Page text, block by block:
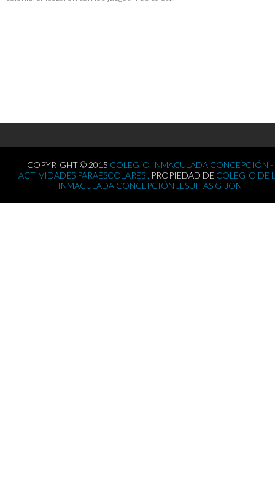
COPYRIGHT © 2015 COLEGIO INMACULADA CONCEPCIÓN -
ACTIVIDADES PARAESCOLARES . PROPIEDAD DE COLEGIO DE
INMACULADA CONCEPCIÓN JESUITAS GIJÓN